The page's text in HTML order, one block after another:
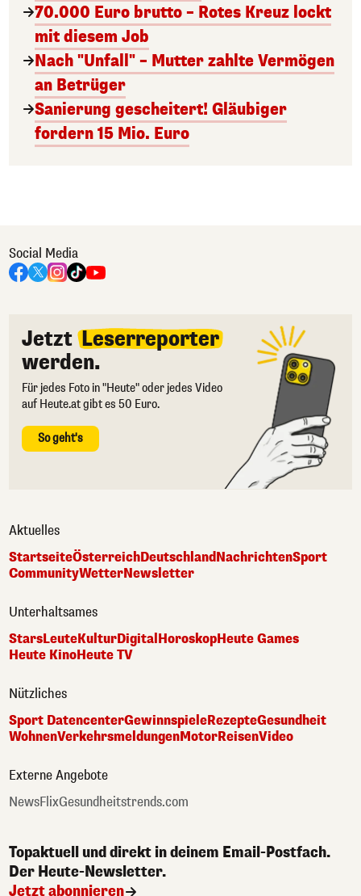
70.000 Euro brutto – Rotes Kreuz lockt
mit diesem Job
Nach "Unfall" – Mutter zahlte Vermögen
an Betrüger
Sanierung gescheitert! Gläubiger
fordern 15 Mio. Euro
Social Media
Jetzt Leserreporter
werden.
Für jedes Foto in "Heute" oder jedes Video
auf Heute.at gibt es 50 Euro.
So geht's
Aktuelles
StartseiteÖsterreichDeutschlandNachrichtenSport
CommunityWetterNewsletter
Unterhaltsames
StarsLeuteKulturDigitalHoroskopHeute Games
Heute KinoHeute TV
Nützliches
Sport DatencenterGewinnspieleRezepteGesundheit
WohnenVerkehrsmeldungenMotorReisenVideo
Externe Angebote
NewsFlixGesundheitstrends.com
Topaktuell und direkt in deinem Email-Postfach.
Der Heute-Newsletter.
Jetzt abonnieren